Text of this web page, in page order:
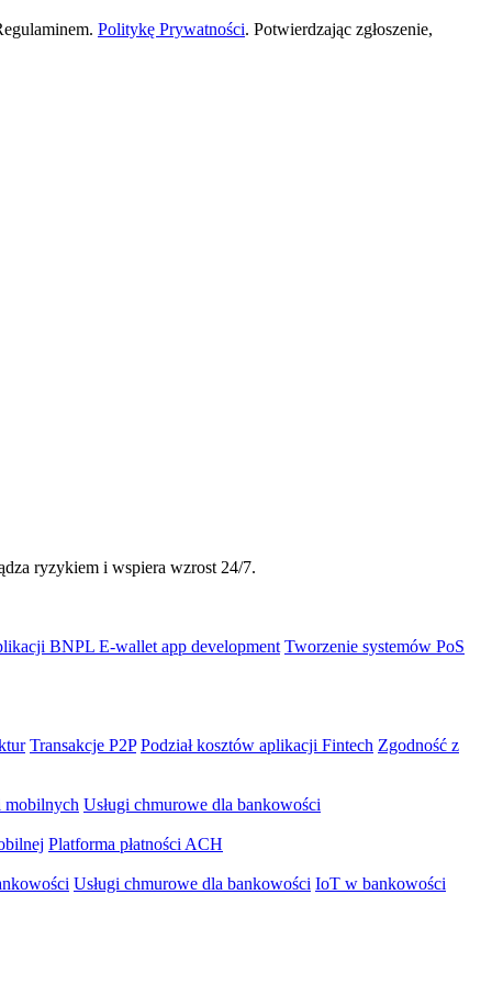
Politykę Prywatności. Potwierdzając zgłoszenie,
ryzykiem i wspiera wzrost 24/7.
BNPL E-wallet app development Tworzenie systemów PoS
Transakcje P2P Podział kosztów aplikacji Fintech Zgodność z
mobilnych Usługi chmurowe dla bankowości
Platforma płatności ACH
Usługi chmurowe dla bankowości IoT w bankowości